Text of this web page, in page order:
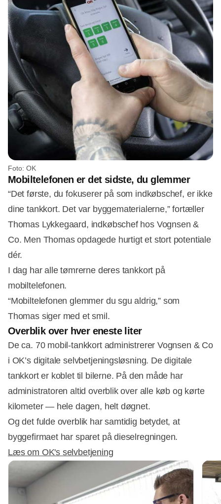
Foto: OK
Mobiltelefonen er det sidste, du glemmer
“Det første, du fokuserer på som indkøbschef, er ikke
dine tankkort. Det var byggematerialerne,” fortæller
Thomas Lykkegaard, indkøbschef hos Vognsen &
Co. Men Thomas opdagede hurtigt et stort potentiale
dér.
I dag har alle tømrerne deres tankkort på
mobiltelefonen.
“Mobiltelefonen glemmer du sgu aldrig,” som
Thomas siger med et smil.
Overblik over hver eneste liter
De ca. 70 mobil-tankkort administrerer Vognsen & Co
i OK’s digitale selvbetjeningsløsning. De digitale
tankkort er koblet til bilerne. På den måde har
administratoren altid overblik over alle køb og kørte
kilometer — hele dagen, helt døgnet.
Og det fulde overblik har samtidig betydet, at
byggefirmaet har sparet på dieselregningen.
Læs om OK's selvbetjening